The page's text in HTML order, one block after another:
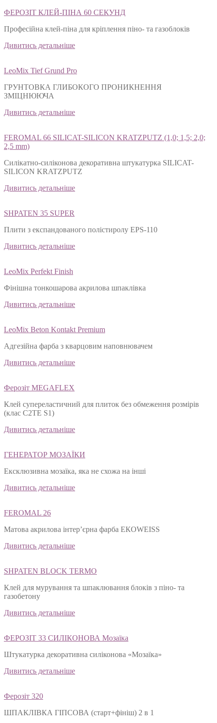
ФЕРОЗІТ КЛЕЙ-ПІНА 60 СЕКУНД
Професійна клей-піна для кріплення піно- та газоблоків
Дивитись детальніше
LeoMix Tief Grund Pro
ГРУНТОВКА ГЛИБОКОГО ПРОНИКНЕННЯ
ЗМІЦНЮЮЧА
Дивитись детальніше
FEROMAL 66 SILICAT-SILICON KRATZPUTZ (1,0; 1,5; 2,0;
2,5 mm)
Силікатно-силіконова декоративна штукатурка SILICAT-
SILICON KRATZPUTZ
Дивитись детальніше
SHPATEN 35 SUPER
Плити з експандованого полістиролу EPS-110
Дивитись детальніше
LeoMix Perfekt Finish
Фінішна тонкошарова акрилова шпаклівка
Дивитись детальніше
LeoMix Beton Kontakt Premium
Адгезійна фарба з кварцовим наповнювачем
Дивитись детальніше
Ферозіт MEGAFLEX
Клей супереластичний для плиток без обмеження розмірів
(клас С2ТЕ S1)
Дивитись детальніше
ГЕНЕРАТОР МОЗАЇКИ
Ексклюзивна мозаїка, яка не схожа на інші
Дивитись детальніше
FEROMAL 26
Матова акрилова інтер’єрна фарба ЕКОWEISS
Дивитись детальніше
SHPATEN BLOСK TERMO
Клей для мурування та шпаклювання блоків з піно- та
газобетону
Дивитись детальніше
ФЕРОЗІТ 33 СИЛІКОНОВА Мозаїка
Штукатурка декоративна силіконова «Мозаїка»
Дивитись детальніше
Ферозіт 320
ШПАКЛІВКА ГІПСОВА (старт+фініш) 2 в 1